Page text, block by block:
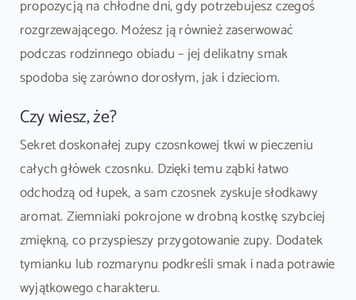
propozycją na chłodne dni, gdy potrzebujesz czegoś
rozgrzewającego. Możesz ją również zaserwować
podczas rodzinnego obiadu – jej delikatny smak
spodoba się zarówno dorosłym, jak i dzieciom.
Czy wiesz, że?
Sekret doskonałej zupy czosnkowej tkwi w pieczeniu
całych główek czosnku. Dzięki temu ząbki łatwo
odchodzą od łupek, a sam czosnek zyskuje słodkawy
aromat. Ziemniaki pokrojone w drobną kostkę szybciej
zmiękną, co przyspieszy przygotowanie zupy. Dodatek
tymianku lub rozmarynu podkreśli smak i nada potrawie
wyjątkowego charakteru.